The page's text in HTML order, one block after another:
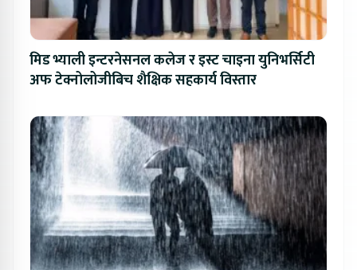
मिड भ्याली इन्टरनेसनल कलेज र इस्ट चाइना युनिभर्सिटी
अफ टेक्नोलोजीबिच शैक्षिक सहकार्य विस्तार